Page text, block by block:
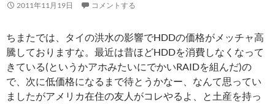
2011年11月19日 コメントする
ちまたでは、タイの洪水の影響でHDDの価格がメッチャ高
騰しておりますな。最近は昔ほどHDDを消費しなくなって
きている(というかアホみたいにでかいRAIDを組んだ)の
で、次に低価格になるまで待とうかなー、なんて思ってい
ましたがアメリカ在住の友人がコレやるよ、と土産を持っ